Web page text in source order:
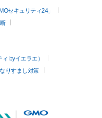
セキュリティ24」
byイエラエ）
なりすまし対策